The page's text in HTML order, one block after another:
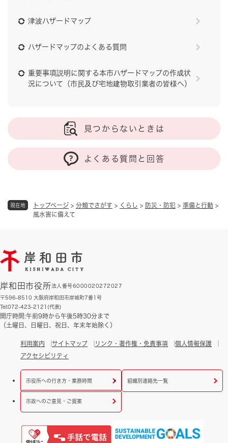
現在地 トップページ > 分類でさがす > くらし > 防災・防犯 > 準備と行動 >
風水害に備えて
津波ハザードマップ
ハザードマップのよくある質問
重要事項説明に関する本市ハザードマップの作成状
況について（市民及び宅地建物取引業者の皆様へ）
見つからないときは
よくある質問と回答
岸和田市役所法人番号6000020272027
〒596-8510 大阪府岸和田市岸城町7番1号
Tel:072-423-2121(代表)
開庁時間:午前9時から午後5時30分まで
（土曜日、日曜日、祝日、年末年始除く）
利用案内 サイトマップ リンク・著作権・免責事項
個人情報保護
アクセシビリティ
市役所への行き方・業務時間 組織別連絡先一覧
市政へのご意見・ご提案